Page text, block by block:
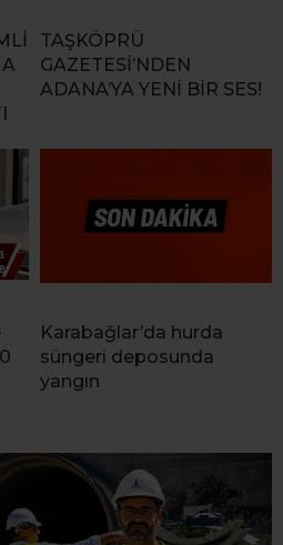
TAŞKÖPRÜ
GAZETESİ’NDEN
ADANA’YA YENİ BİR SES!
Karabağlar’da hurda
süngeri deposunda
yangın